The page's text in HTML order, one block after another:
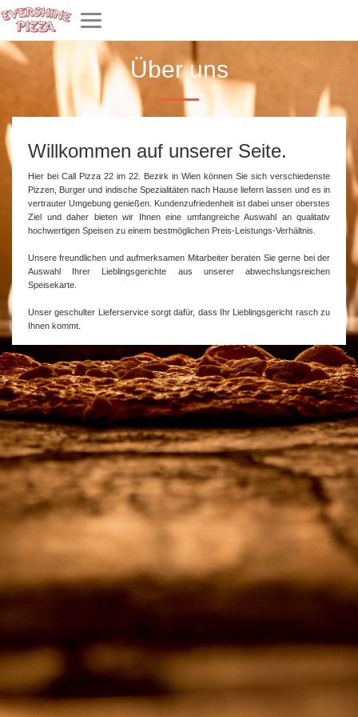
Toggle
navigation
Über uns
Willkommen auf unserer Seite.
Hier bei Call Pizza 22 im 22. Bezirk in Wien können Sie sich verschiedenste
Pizzen, Burger und indische Spezialitäten nach Hause liefern lassen und es in
vertrauter Umgebunggenießen . Kundenzufriedenheit ist dabei unser oberstes
Ziel und daher bieten wir Ihnen eine umfangreiche Auswahl an qualitativ
hochwertigen Speisen zu einem bestmöglichen Preis-Leistungs-Verhältnis.
Unsere freundlichen und aufmerksamen Mitarbeiter beraten Sie gerne bei der
Auswahl Ihrer Lieblingsgerichte aus unserer abwechslungsreichen
Speisekarte.
Unser geschulter Lieferservice sorgt dafür, dass Ihr Lieblingsgericht rasch zu
Ihnen kommt.